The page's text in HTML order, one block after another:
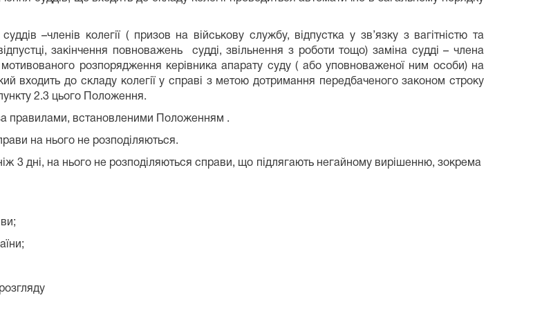
–членів колегії ( призов на військову службу, відпустка у зв’язку з вагітністю та
закінчення повноважень судді, звільнення з роботи тощо) заміна судді – члена
розпорядження керівника апарату суду ( або уповноваженої ним особи) на
входить до складу колегії у справі з метою дотримання передбаченого законом строку
2.3 цього Положення.
правилами, встановленими Положенням .
на нього не розподіляються.
3 дні, на нього не розподіляються справи, що підлягають негайному вирішенню, зокрема